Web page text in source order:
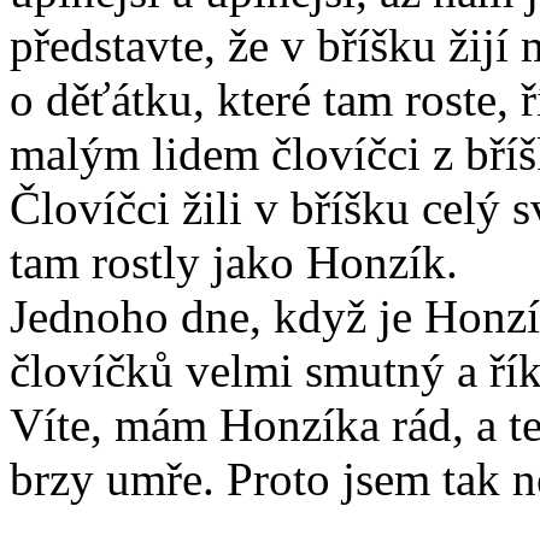
představte, že v bříšku
o děťátku, které tam roste,
malým lidem človíčci z
Človíčci žili v bříšku celý
tam rostly jako Honzík.
Jednoho dne, když je
človíčků velmi smutný a
Víte, mám Honzíka rád, a
brzy umře. Proto jsem tak